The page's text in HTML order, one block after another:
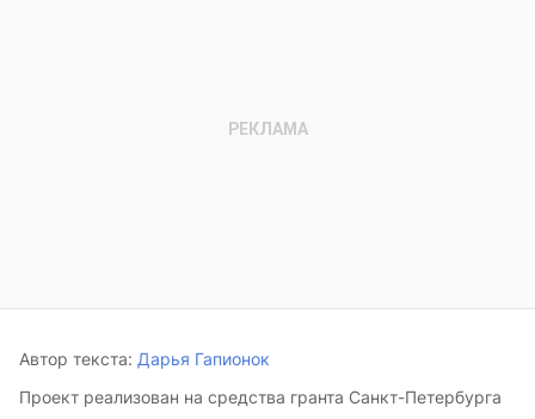
Автор текста: Дарья Гапионок
Проект реализован на средства гранта Санкт-Петербурга